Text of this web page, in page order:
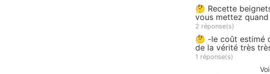
🤔 Recette
vous mettez
2 réponse(s)
🤔 -le coût estimé
de la vérité très
1 réponse(s)